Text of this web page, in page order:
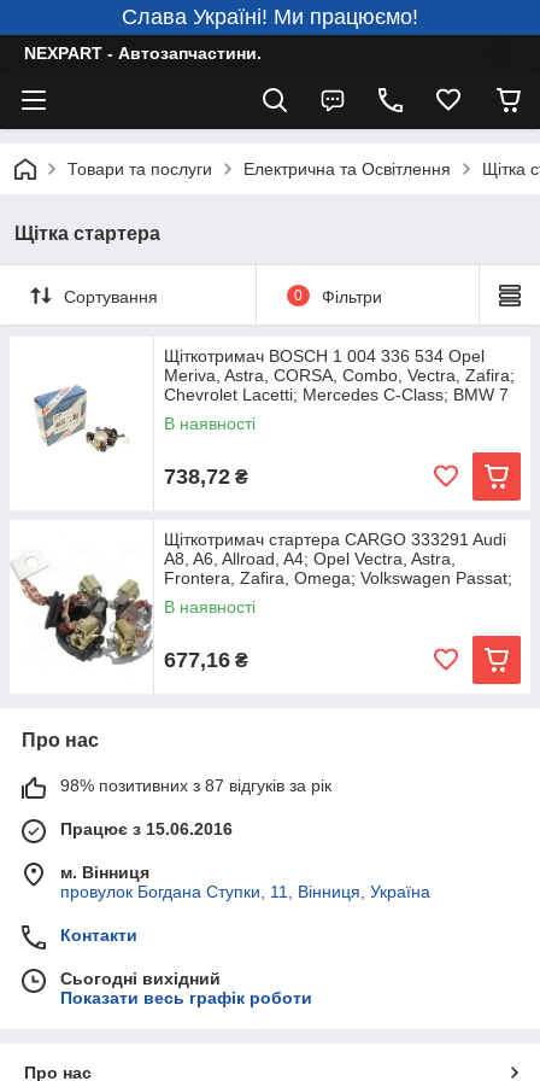
Слава Україні! Ми працюємо!
NEXPART - Автозапчастини.
Товари та послуги Електрична та Освітлення Щітка
Щітка стартера
Сортування 0 Фільтри
Щіткотримач BOSCH 1 004 336 534 Opel
Meriva, Astra, CORSA, Combo, Vectra, Zafira;
Chevrolet Lacetti; Mercedes C-Class; BMW 7
В наявності
738,72 ₴
Щіткотримач стартера CARGO 333291 Audi
A8, A6, Allroad, A4; Opel Vectra, Astra,
Frontera, Zafira, Omega; Volkswagen Passat;
Toyota
В наявності
677,16 ₴
Про нас
98% позитивних з 87 відгуків за рік
Працює з 15.06.2016
м. Вінниця
провулок Богдана Ступки, 11, Вінниця, Україна
Контакти
Сьогодні вихідний
Показати весь графік роботи
Про нас